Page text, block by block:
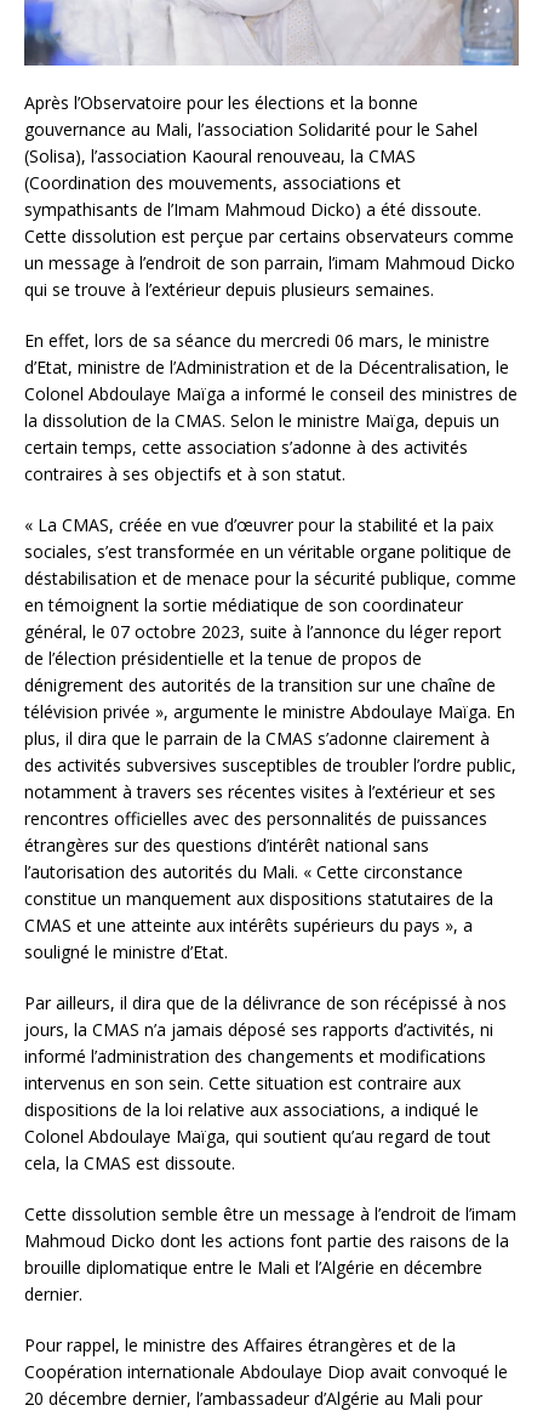
Après l’Observatoire pour les élections et la bonne
gouvernance au Mali, l’association Solidarité pour le Sahel
(Solisa), l’association Kaoural renouveau, la CMAS
(Coordination des mouvements, associations et
sympathisants de l’Imam Mahmoud Dicko) a été dissoute.
Cette dissolution est perçue par certains observateurs comme
un message à l’endroit de son parrain, l’imam Mahmoud Dicko
qui se trouve à l’extérieur depuis plusieurs semaines.
En effet, lors de sa séance du mercredi 06 mars, le ministre
d’Etat, ministre de l’Administration et de la Décentralisation, le
Colonel Abdoulaye Maïga a informé le conseil des ministres de
la dissolution de la CMAS. Selon le ministre Maïga, depuis un
certain temps, cette association s’adonne à des activités
contraires à ses objectifs et à son statut.
« La CMAS, créée en vue d’œuvrer pour la stabilité et la paix
sociales, s’est transformée en un véritable organe politique de
déstabilisation et de menace pour la sécurité publique, comme
en témoignent la sortie médiatique de son coordinateur
général, le 07 octobre 2023, suite à l’annonce du léger report
de l’élection présidentielle et la tenue de propos de
dénigrement des autorités de la transition sur une chaîne de
télévision privée », argumente le ministre Abdoulaye Maïga. En
plus, il dira que le parrain de la CMAS s’adonne clairement à
des activités subversives susceptibles de troubler l’ordre public,
notamment à travers ses récentes visites à l’extérieur et ses
rencontres officielles avec des personnalités de puissances
étrangères sur des questions d’intérêt national sans
l’autorisation des autorités du Mali. « Cette circonstance
constitue un manquement aux dispositions statutaires de la
CMAS et une atteinte aux intérêts supérieurs du pays », a
souligné le ministre d’Etat.
Par ailleurs, il dira que de la délivrance de son récépissé à nos
jours, la CMAS n’a jamais déposé ses rapports d’activités, ni
informé l’administration des changements et modifications
intervenus en son sein. Cette situation est contraire aux
dispositions de la loi relative aux associations, a indiqué le
Colonel Abdoulaye Maïga, qui soutient qu’au regard de tout
cela, la CMAS est dissoute.
Cette dissolution semble être un message à l’endroit de l’imam
Mahmoud Dicko dont les actions font partie des raisons de la
brouille diplomatique entre le Mali et l’Algérie en décembre
dernier.
Pour rappel, le ministre des Affaires étrangères et de la
Coopération internationale Abdoulaye Diop avait convoqué le
20 décembre dernier, l’ambassadeur d’Algérie au Mali pour